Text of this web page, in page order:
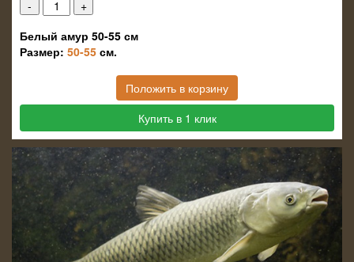
Белый амур 50-55 см
Размер: 50-55 см.
Положить в корзину
Купить в 1 клик